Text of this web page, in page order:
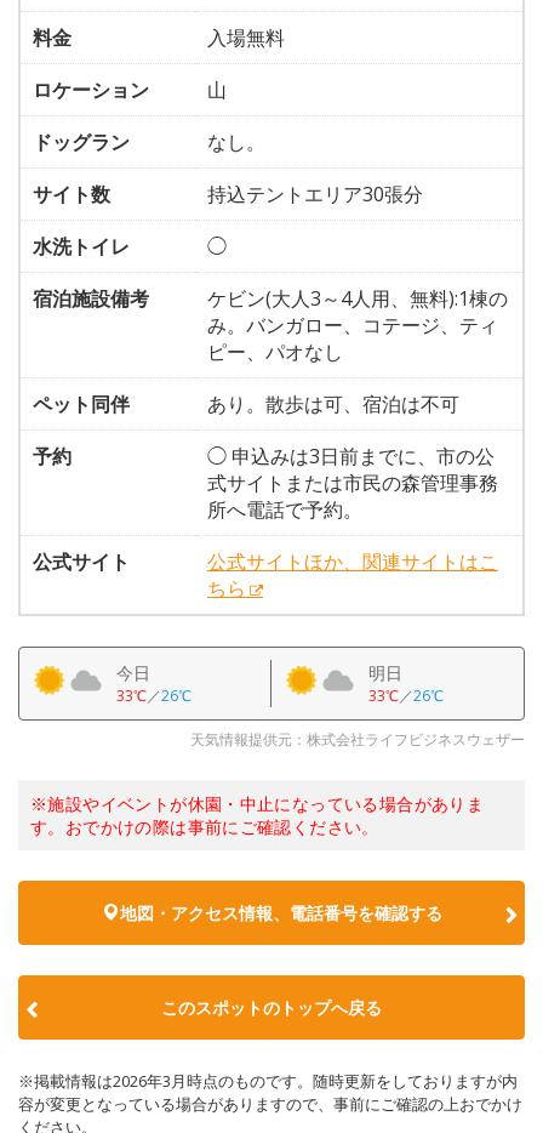
料金
入場無料
ロケーション
山
ドッグラン
なし。
サイト数
持込テントエリア30張分
水洗トイレ
◯
宿泊施設備考
ケビン(大人3～4人用、無料):1棟の
み。バンガロー、コテージ、ティ
ピー、パオなし
ペット同伴
あり。散歩は可、宿泊は不可
予約
◯ 申込みは3日前までに、市の公
式サイトまたは市民の森管理事務
所へ電話で予約。
公式サイト
公式サイトほか、関連サイトはこ
ちら
今日
33℃／26℃
明日
33℃／26℃
天気情報提供元：株式会社ライフビジネスウェザー
※施設やイベントが休園・中止になっている場合がありま
す。おでかけの際は事前にご確認ください。
地図・アクセス情報、電話番号を確認する
このスポットのトップへ戻る
※掲載情報は2026年3月時点のものです。随時更新をしておりますが内
容が変更となっている場合がありますので、事前にご確認の上おでかけ
ください。